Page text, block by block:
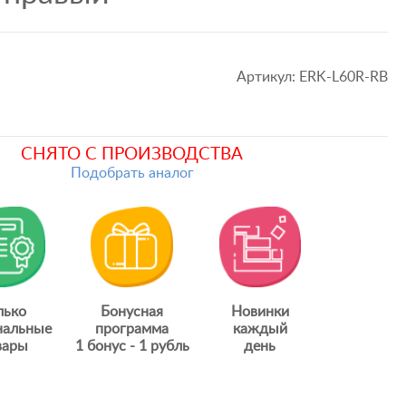
Артикул: ERK-L60R-RB
СНЯТО С ПРОИЗВОДСТВА
Подобрать аналог
Бонусная
программа
1 бонус - 1 рубль
Новинки
каждый
день